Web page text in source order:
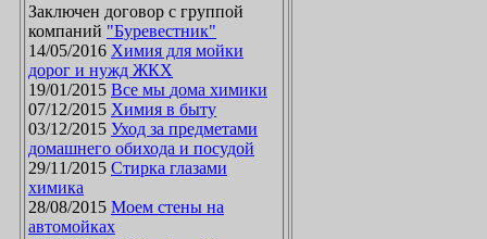
Заключен договор с группой
компаний "Буревестник"
14/05/2016 Химия для мойки
дорог и нужд ЖКХ
19/01/2015
Все мы дома химики
07/12/2015 Химия в быту
03/12/2015 Уход за предметами
домашнего обихода и посудой
29/11/2015 Стирка глазами
химика
28/08/2015 Моем стены на
автомойках